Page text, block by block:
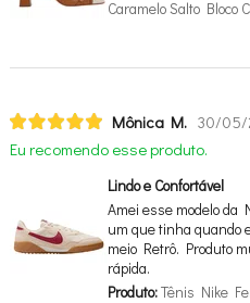
Caramelo Salto Bloco
Mônica M. 30/05/
Eu recomendo esse produto.
Lindo e Confortável
Amei esse modelo da
um que tinha quando
meio Retrô. Produto
rápida.
Produto:Tênis Nike